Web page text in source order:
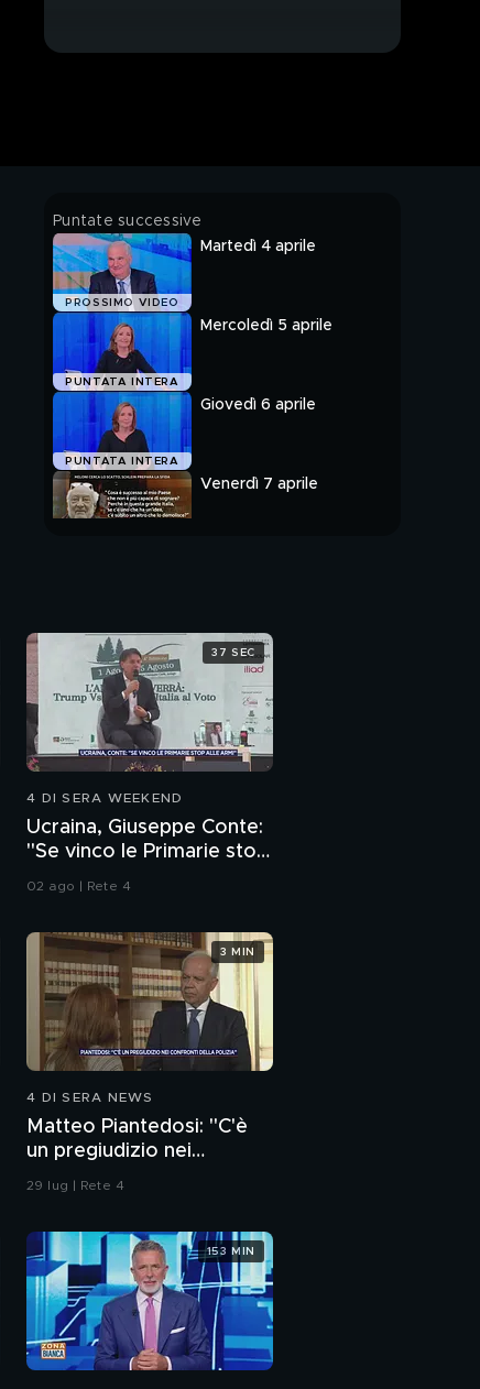
Puntate successive
PROSSIMO VIDEO
Martedì 4 aprile
PUNTATA INTERA
Mercoledì 5 aprile
PUNTATA INTERA
Giovedì 6 aprile
Venerdì 7 aprile
4 DI SERA WEEKEND
Ucraina, Giuseppe Conte:
"Se vinco le Primarie stop
alle armi"
02 ago | Rete 4
37 SEC
4 DI SERA NEWS
Matteo Piantedosi: "C'è
un pregiudizio nei
confronti della polizia"
29 lug | Rete 4
3 MIN
153 MIN